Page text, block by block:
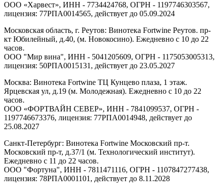
ООО «Харвест», ИНН - 7734424768, ОГРН - 1197746303567,
лицензия: 77РПА0014565, действует до 05.09.2024
Московская область, г. Реутов: Винотека Fortwine Реутов. пр-
кт Юбилейный, д.40, (м. Новокосино). Ежедневно с 10 до 22
часов.
ООО "Мир вина", ИНН - 5041205609, ОГРН - 1175053005313,
лицензия: 50РПА0015131, действует до 23.05.2027
Москва: Винотека Fortwine ТЦ Кунцево плаза, 1 этаж.
Ярцевская ул, д.19 (м. Молодежная). Ежедневно с 10 до 22
часов.
ООО «ФОРТВАЙН СЕВЕР», ИНН - 7841099537, ОГРН -
1197746673376, лицензия: 77РПА0014948, действует до
25.08.2027
Санкт-Петербург: Винотека Fortwine Московский пр-т.
Московский пр-т, д.37/1 (м. Технологический институт).
Ежедневно с 11 до 22 часов.
ООО "Фортуна", ИНН - 7811471116, ОГРН - 1107847277438,
лицензия: 78РПА0001101, действует до 8.11.2028